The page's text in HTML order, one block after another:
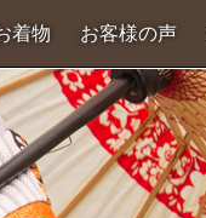
着物 お客様の声